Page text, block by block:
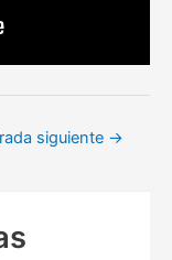
siguiente →